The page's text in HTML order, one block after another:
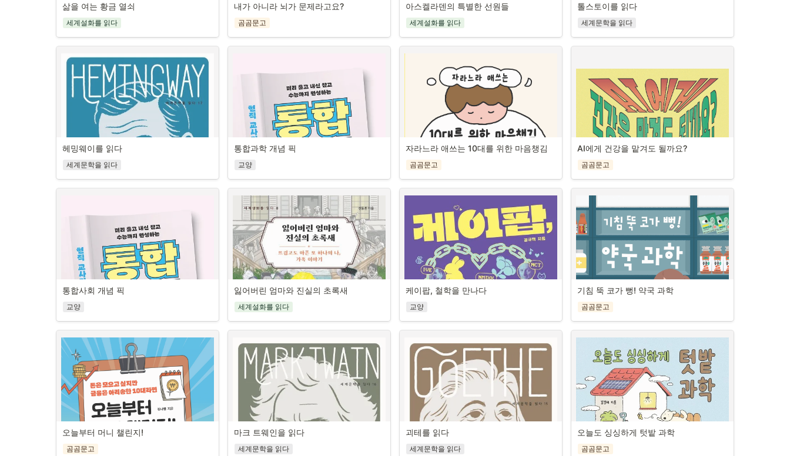
재미없고 지루한 고전, 과
학의 눈으로 읽는다면?
교과서 고전을 과학으로 다시 보는 새
로운 융합 독서
고전의 중요성은 몇 번을 강조해도 지나치지 않
다. 옛사람들의 글에는 오늘을 살아가는 데 필요
한 지혜와 깨달음이 가득 담겨 있기 때문이다. 또
고전은 각종 국어 관련 평가의 단골 제재로 등장
하는 것은 물론 영화, 드라마, 웹툰, 웹소설 등 다
양한 대중 서사 콘텐츠의 기반이 되기도 한다.
그러나 고전 읽기는 생각보다 쉽지 않다. 대부분
유교적 가치관에 뿌리를 둔 교훈을 담고 있어 고
언어적 표현도 이해해야 하고, 또 창작 당시의 시
년들의 머릿속에는 고전이란 어쩔 수 없이 접해
야만 하는 어렵고 지루한 이야기라는 인식이 자
《과학이 찾은 수상한 고전》은 ‘책으로 따뜻한
세상 만드는 교사들’의 대표를 역임한 현직 국어
교사가 고전을 참신하게 풀어내는 책이다. 이 책
은 2022 개정 교육과정이 목표로 하는 ‘창의적 사
고 역량’을 기르기 위한 융합 독서 방법을 제안한
다.
저자는 오늘날 세상을 움직이는 중심 학문인 ‘과
감상하는 방법을 안내한다. 청소년 독자들은 새
로운 영감을 떠올리게 하는 현대적 텍스트로 고
전을 접하며 작품의 학습 요소와 과학 배경지식
을 동시에 습득할 수 있다.
글로벌 안목과 공간 문해
똑똑한 지리 여행
사회 교과 속 핵심 개념부터 국제적 안
목과 사고력까지
베테랑 교사가 집필한 믿을 수 있는 지
리 교양서
전망대는 도시를 찾는 여행객들에게 인기 있는
관광 장소다. 도시 풍경을 한눈에 조망할 수 있는
이곳에 올랐다면, 멋진 풍경을 감상하는 ‘관람
객’의 시선에서 한 발 더 나아가 꼭 해 봐야 할 일
이 있다. 바로 풍경에 숨은 도시 이야기를 읽어 내
는 일이다. 도시 경관 속에는 지리뿐 아니라 그곳
에서 살아가는 인간의 역사와 문화, 기술, 경제가
모두 담겨 있기 때문이다.
《찾았다! 랜드마크에 숨은 세계 지리》는 어린
이·청소년 교양서를 다수 집필하고 2009~2022
교육과정 교과서 집필에 참여해 온 현직 지리 교
사 최재희 작가가 청소년을 위해 쓴 세계 지리 교
양서다. 이 책은 도시의 화려한 스카이라인을 책
임지는 랜드마크, 특히 초고층 빌딩을 관측소 삼
저자는 지리 여행을 통해 세계의 주요 도시를 파
곳을 엄선했다. 세계 물류를 책임지는 주요 해협
과 지협, 운하의 전략적 위치부터 각 대륙의 기후
와 종교, 역사가 빚어 낸 경관을 입체적으로 조명
해 글로벌 안목을 키울 수 있게 했다. 나아가 산업
화, 대도시권, 탄소중립, 모빌리티, 다문화주의 등
중학교와 고등학교 사회·지리 교과의 주요 개념
까지 알차게 담았다.
2024년 노벨문학상의 영예를 안은 ‘빛과 실’의
작가, 한강
한강은 인간의 모순과 본질에 대해 끊임없이 고
서 삶을 향해 연약한 몸과 혼을 기울이고 고통으
로 연대하여 인간의 존엄을 증명해 내는 자신만
의 문학적 세계관을 구축하였으며, 이로써 한국
최초이자 아시아 여성 작가 최초로 2024년 노벨
문학상의 영예를 안게 된 자랑스러운 한국의 작
가이다. 수상 후보자들을 심사하는 스웨덴 한림
원은 한강을 “현대 산문의 혁신가”라고 칭하며 그
연약함을 폭로하는 강렬한 시적 산문”이라고 평
가했으며, 오늘날 한강과 그의 문학은 세계적 반
로 연결하고 있다.
이 책은 한강의 대표작이라 할 만한 작품들을 청
소년의 눈높이에 맞춰 소개한다. 고통을 끌어안
고서 진정한 ‘나’를 찾으려는 이들의 여수(旅愁)에
대한 단편집 《여수의 사랑》, 오래된 폭력을 마
주한 두 여자의 처절한 저항과 질문을 담은 ‘고통
3부작’ 《채식주의자》, 침묵에 갇힌 여자와 영원
한 어둠을 기다리는 남자가 연속된 상실 속에서
기 《희랍어 시간》, 국가의 잔혹한 폭력에 삶을
내걸고 맞섰던 이들을 고통으로써 기억하며 초를
인간의 생을 이루는 양면의 경계에서 고통을 매
개로 존엄을 증명하고 사랑과 연대로 나아가는
‘빛과 실’의 작가 한강의 삶과 작품 세계, 그리고
그의 대표작들이 지닌 가치와 의미를 만날 수 있
더 많은 가슴과 가슴을 이을 금실을 잣기 위해
‘빛을 향한 실뜨기’를 해 나가는 작가, 한강
터보다 더!
스릴과 함께 즐기는 함수기하·연산 속
으로
회전목마부터 롤러코스터까지, 16가지
테마로 만나는 놀이기구의 수학
의 달콤한 향과 멀리서 들려오는 경쾌한 비명. 기
분 좋은 설렘으로 가득한 이곳에는 수학이 정교
리는 어디일까?” 등 공간에 얽힌 질문에는 레일
설계에 적용된 함수, 스릴의 한계를 결정하는 각
도 등 다양한 수학 원리가 숨어 있다.
《짜릿하게 팡팡 놀이공원 수학》은 16가지 테마
의 스토리텔링을 통해 놀이공원에 숨은 수학 지
식을 풀어낸다. 회전목마, 바이킹, 귀신의 집, 퍼
레이드 ······ 곳곳을 누비다 보면 수학이 단순히 문
제 풀이의 도구가 아니라, 즐거움을 극대화하고
안전을 책임지는 ‘유쾌하고 친절한 설계자’임을
알 수 있다.
수학 전문 기자로 활동하며 대중과 호흡해 온 저
자 염지현은 특유의 명쾌한 문장과 흥미진진한
사례로 복잡해 보이는 개념도 이해하기 쉽게 설
명한다. ‘수학은 지루하다’는 편견을 단숨에 날려
세계 최초, 청소년을 위한 주제별 세계명작설화
음집이다. 구비문학 연구자로 이름 높은 신동흔
교수님이 세계 곳곳의 가치 있는 설화들을 가려
뽑아 주제별로 각 권을 구성하고 청소년이 눈높
이에 맞추어 쉽게 풀어 썼다. 저자는 이야기의 구
술성을 살리기 위해 12명의 이야기꾼(스토리텔
러) 캐릭터를 설정하고, 각 이야기의 성격에 맞는
를 들려준다. 하나의 이야기가 끝날 때마다 세대
를 대표하는 여러 이야기꾼들이 모여 ‘이야기에
뿐 아니라 이야기를 통해 세대 간 소통이 이루어
지는 아름다운 모습을 발견할 수 있다. 이처럼 12
명의 캐릭터를 등장시켜 이야기를 전하고 이야기
를 나누는 구성은, 파편화되고 개인화되어 가는
삶 속에서 점점 사라져가는 ‘이야기 문화’를 되살
리고자 하는 저자의 바람을 담은 것이다. 또한 ‘세
계설화를 읽다’ 시리즈는 교육 현장에서 쉽게 활
용할 수 있도록 스토리텔링에 기반한 다양한 활
동거리도 실었다. 이를 통해 학생들이 상상력을
키우고, 미래사회의 핵심 역량인 스토리텔러로서
의 자질을 기를 수 있을 것이다.
삶을 여는 황금 열쇠
세계설화를 읽다
불안과 중독의 시대를 건
너는
청소년을 위한 뇌과학 안
내서
뇌과학이 알려주는 성격, 감정, 행동의
비밀
독서실에 가서 몇 시간 동안 스마트폰만 보기, 불
쑥 짜증 내고 후회하기, 친구들이 나를 싫어하는
것 같아 괴로워하기. 청소년이라면 누구나 쉽게
경험하는 상황이다. 이럴 때 ‘나는 왜 이럴까?’ 하
는 자책과 불안, 우울에 사로잡히기 쉽다. 그런데
이게 뇌 때문에 일어난 일이라면?
《내가 아니라 뇌가 문제라고요?》는 우리의 생
각, 감정, 행동을 만들어 내는 뇌의 작용을 알기
쉽게 설명하는 뇌과학 입문서다. KAIST와 기초
과학연구원에서 뇌를 연구하고 뇌과학 분야의 교
양서를 다수 집필해 온 박솔 저자는 뇌과학의 쓸
모를 다정하고 친절하게 안내한다. 청소년기는
아직 뇌가 조화롭게 발달하지 못해 충동적이고
감정 자극에 민감한 것이 사실이다. 청소년기 뇌
의 특성을 비롯해 인간의 뇌 작동 방식을 안다면
요동치는지 더 잘 이해할 수 있다. 이러한 이해를
내가 아니라 뇌가 문제라고요?
곰곰문고
세계 최초, 청소년을 위한 주제별 세계명작설화
모음집
서 세계 최초로 펴낸 청소년을 위한 세계설화 모
음집이다. 구비문학 연구자로 이름 높은 신동흔
교수님이 세계 곳곳의 가치 있는 설화들을 가려
뽑아 주제별로 각 권을 구성하고 청소년이 눈높
이에 맞추어 쉽게 풀어 썼다. 저자는 이야기의 구
술성을 살리기 위해 12명의 이야기꾼(스토리텔
러) 캐릭터를 설정하고, 각 이야기의 성격에 맞는
를 들려준다. 하나의 이야기가 끝날 때마다 세대
를 대표하는 여러 이야기꾼들이 모여 ‘이야기에
지는 아름다운 모습을 발견할 수 있다. 이처럼 12
명의 캐릭터를 등장시켜 이야기를 전하고 이야기
를 나누는 구성은, 파편화되고 개인화되어 가는
삶 속에서 점점 사라져가는 ‘이야기 문화’를 되살
리고자 하는 저자의 바람을 담은 것이다. 또한 ‘세
계설화를 읽다’ 시리즈는 교육 현장에서 쉽게 활
용할 수 있도록 스토리텔링에 기반한 다양한 활
동거리도 실었다. 이를 통해 학생들이 상상력을
키우고, 미래사회의 핵심 역량인 스토리텔러로서
아스켈라덴의 특별한 선원들
세계설화를 읽다
러시아 문학을 대표하는 위대한 작가, 톨스토이
그의 삶과 사상으로 배우는 인문학적 통찰
레프 니콜라예비치 톨스토이(1828~1910)는 러
시아 문학의 황금기를 대표하는 세계적인 대문호
지금도 널리 읽히는 많은 명작들을 남겼으며, 그
의 작품들은 인간, 도덕, 종교, 사회 정의 등 삶에
대한 근원적인 질문들을 던지고 탐구하게 합니
다. 말년에는 문학 활동을 넘어 무저항주의, 기독
교적 윤리, 단순한 삶을 역설하는 독자적인 사상
을 발전시켜 영향력 있는 사상가의 면모를 보여
주기도 했습니다. 그의 문학과 삶은 단순한 이야
찾아가는 치열한 여정 그 자체입니다.
이 책은 톨스토이의 삶과 사랑, 문학 세계, 그리고
청소년에게 권할 만한 주요 작품 6편을 소개합니
다. 유럽 문학계에 큰 영향을 준 역사소설로, 전쟁
이야기를 통해 삶의 의미를 찾아가는 《전쟁과
평화》, 서로 다른 처지와 인간성을 지닌 남녀 간
의 사랑 이야기를 통해 인간의 욕망, 진정한 행복
과 구원을 탐구하는 《안나 카레니나》, 천사 미
하일이 인간 세계에 떨어져 살면서 하느님의 말
씀을 깨달아가는 과정을 통해 삶의 본질은 ‘사
랑’임을 역설하는 <사람은 무엇으로 사는가>, 죽
음을 깨닫고 비로소 평안한 죽음을 맞는 <이반
일리치의 죽음>, 낮은 신분에다 약자인 카츄샤가
톨스토이를 읽다
세계문학을 읽다
20세기 미국 문학을 대표하는 작가, 헤밍웨이
그의 삶과 문학 세계, 청소년에게 권하는 주요 작
헤밍웨이는 1899년 미국에서 태어나 두 번의 세
계대전과 대공항 등 격변과 혼돈의 시대를 살면
서 인간에 대한 탐구와 고민을 작품에 담아낸 작
가입니다. 《무기여 잘 있거라》, 《노인과 바
다》 같은 작품으로 우리에게 잘 알려져 있으며,
20세기 미국 문학을 대표하는 거장으로 평가받
습니다. 인간을 탐구하고 삶의 의미를 찾아가는
그의 작품들은 오늘날 우리에게도 여전히 큰 울
림을 줍니다.
이 책은 헤밍웨이의 삶과 문학 세계, 청소년에게
권할 만한 주요 작품들을 소개합니다. 전쟁 후 상
실과 혼란 속에서 삶의 의미를 찾아가는 사람들
헤밍웨이를 읽다
세계문학을 읽다
예비 고등부터 수능까지 늘 곁에
두고 볼
단 한 권의 통합과학 파트너
•
베테랑 교사의 2022 개정 교육과정 완전 분
석
필수 개념 120개로 완성하는 통합과학의 기
어원 풀이부터 심화 과목까지 연계하는 최
적의 ‘개념’ 학습서
이 통합형 시험이 시행된다. 이에 따라 통합과학
은 문‧이과 모두 필수로 응시해야 하는 과목이 됐
통합과학 개념 픽
교양
불안, 학업 스트레스, 질투, 자존감을 다루는
• 하루 5분, 마음을 단단하게 만드는 습관
•
‘나답게 살아가는 힘’을 회복하고 싶은 모든
청소년에게
시험 스트레스, 자존감 저하, 화와 질투, 불안한
미래… 10대의 하루에는 수많은 감정이 스쳐 지
나간다. 하지만 정작 ‘마음을 다루는 법’은 아무도
가르쳐 주지 않는다. 이 책은 청소년의 현실적인
고민 열여덟 가지를 선정해 각각의 상황에 맞는
구체적인 명상법을 안내하는 마음 훈련서다. 각
장의 도입부는 자신의 고민을 털어놓는 10대의
자라느라 애쓰는 10대를 위한 마음챙김
곰곰문고
내 건강을 AI가 관리한다면?
- 로봇 의사, 건강 데이터, 헬스케어 기
기···
-의료윤리학자가 전하는 AI 시대 필수
리터러시
AI는 이제 곳곳에서 인간의 일을 보조하거나 대
분야에서는 이미 병원뿐만 아니라 헬스케어 기기
와 소프트웨어가 일상의 건강을 관리한다. 심박
AI에게 건강을 맡겨도 될까요?
곰곰문고
예비 고등부터 수능까지 늘 곁에
두고 볼
통합사회 개념 픽
교양
세계 최초, 청소년을 위한 주제별 세계명작설화
잃어버린 엄마와 진실의 초록새
세계설화를 읽다
나는 누구인가? 어떻게 살아가야 할까?
고민도 생각도 걱정도 많은 청소년 시기
케이팝, 철학을 만나다
교양
기침 뚝 코가 뻥! 약국 과학
곰곰문고
오늘부터 머니 챌린지!
곰곰문고
마크 트웨인을 읽다
세계문학을 읽다
괴테를 읽다
세계문학을 읽다
오늘도 싱싱하게 텃밭 과학
곰곰문고